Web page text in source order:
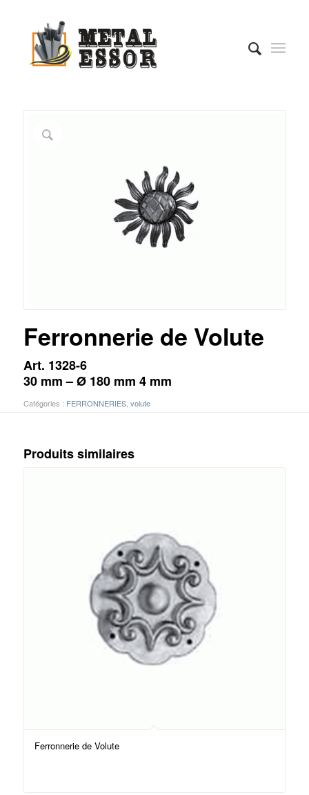
Ferronnerie de Volute
Art. 1328-6
30 mm – Ø 180 mm 4 mm
Catégories : FERRONNERIES, volute
Produits similaires
Ferronnerie de Volute